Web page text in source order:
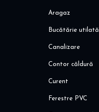
Aragaz
Bucătărie utilată
Canalizare
Contor căldură
Curent
Ferestre PVC